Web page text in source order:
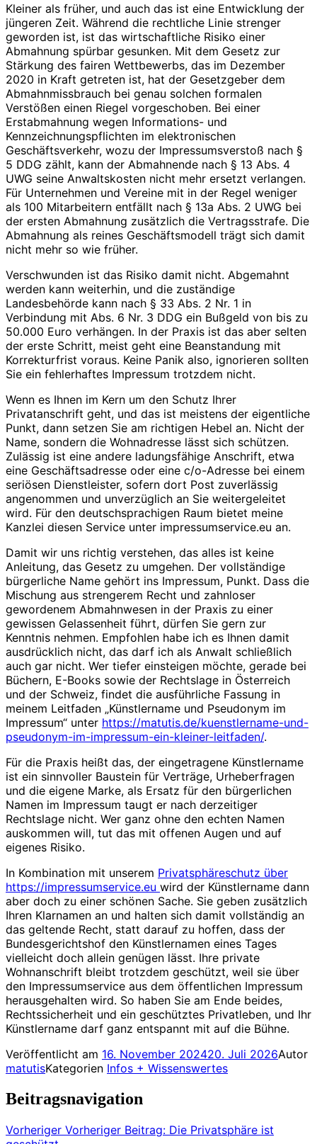
Kleiner als früher, und auch das ist eine Entwicklung der
jüngeren Zeit. Während die rechtliche Linie strenger
geworden ist, ist das wirtschaftliche Risiko einer
Abmahnung spürbar gesunken. Mit dem Gesetz zur
Stärkung des fairen Wettbewerbs, das im Dezember
2020 in Kraft getreten ist, hat der Gesetzgeber dem
Abmahnmissbrauch bei genau solchen formalen
Verstößen einen Riegel vorgeschoben. Bei einer
Erstabmahnung wegen Informations- und
Kennzeichnungspflichten im elektronischen
Geschäftsverkehr, wozu der Impressumsverstoß nach §
5 DDG zählt, kann der Abmahnende nach § 13 Abs. 4
UWG seine Anwaltskosten nicht mehr ersetzt verlangen.
Für Unternehmen und Vereine mit in der Regel weniger
als 100 Mitarbeitern entfällt nach § 13a Abs. 2 UWG bei
der ersten Abmahnung zusätzlich die Vertragsstrafe. Die
Abmahnung als reines Geschäftsmodell trägt sich damit
nicht mehr so wie früher.
Verschwunden ist das Risiko damit nicht. Abgemahnt
werden kann weiterhin, und die zuständige
Landesbehörde kann nach § 33 Abs. 2 Nr. 1 in
Verbindung mit Abs. 6 Nr. 3 DDG ein Bußgeld von bis zu
50.000 Euro verhängen. In der Praxis ist das aber selten
der erste Schritt, meist geht eine Beanstandung mit
Korrekturfrist voraus. Keine Panik also, ignorieren sollten
Sie ein fehlerhaftes Impressum trotzdem nicht.
Wenn es Ihnen im Kern um den Schutz Ihrer
Privatanschrift geht, und das ist meistens der eigentliche
Punkt, dann setzen Sie am richtigen Hebel an. Nicht der
Name, sondern die Wohnadresse lässt sich schützen.
Zulässig ist eine andere ladungsfähige Anschrift, etwa
eine Geschäftsadresse oder eine c/o-Adresse bei einem
seriösen Dienstleister, sofern dort Post zuverlässig
angenommen und unverzüglich an Sie weitergeleitet
wird. Für den deutschsprachigen Raum bietet meine
Kanzlei diesen Service unter impressumservice.eu an.
Damit wir uns richtig verstehen, das alles ist keine
Anleitung, das Gesetz zu umgehen. Der vollständige
bürgerliche Name gehört ins Impressum, Punkt. Dass die
Mischung aus strengerem Recht und zahnloser
gewordenem Abmahnwesen in der Praxis zu einer
gewissen Gelassenheit führt, dürfen Sie gern zur
Kenntnis nehmen. Empfohlen habe ich es Ihnen damit
ausdrücklich nicht, das darf ich als Anwalt schließlich
auch gar nicht. Wer tiefer einsteigen möchte, gerade bei
Büchern, E-Books sowie der Rechtslage in Österreich
und der Schweiz, findet die ausführliche Fassung in
meinem Leitfaden „Künstlername und Pseudonym im
Impressum“ unter https://matutis.de/kuenstlername-und-
pseudonym-im-impressum-ein-kleiner-leitfaden/.
Für die Praxis heißt das, der eingetragene Künstlername
ist ein sinnvoller Baustein für Verträge, Urheberfragen
und die eigene Marke, als Ersatz für den bürgerlichen
Namen im Impressum taugt er nach derzeitiger
Rechtslage nicht. Wer ganz ohne den echten Namen
auskommen will, tut das mit offenen Augen und auf
eigenes Risiko.
In Kombination mit unserem Privatsphäreschutz über
https://impressumservice.eu wird der Künstlername dann
aber doch zu einer schönen Sache. Sie geben zusätzlich
Ihren Klarnamen an und halten sich damit vollständig an
das geltende Recht, statt darauf zu hoffen, dass der
Bundesgerichtshof den Künstlernamen eines Tages
vielleicht doch allein genügen lässt. Ihre private
Wohnanschrift bleibt trotzdem geschützt, weil sie über
den Impressumservice aus dem öffentlichen Impressum
herausgehalten wird. So haben Sie am Ende beides,
Rechtssicherheit und ein geschütztes Privatleben, und Ihr
Künstlername darf ganz entspannt mit auf die Bühne.
Veröffentlicht am 16. November 202420. Juli 2026Autor
matutisKategorien Infos + Wissenswertes
Beitragsnavigation
Vorheriger Vorheriger Beitrag: Die Privatsphäre ist